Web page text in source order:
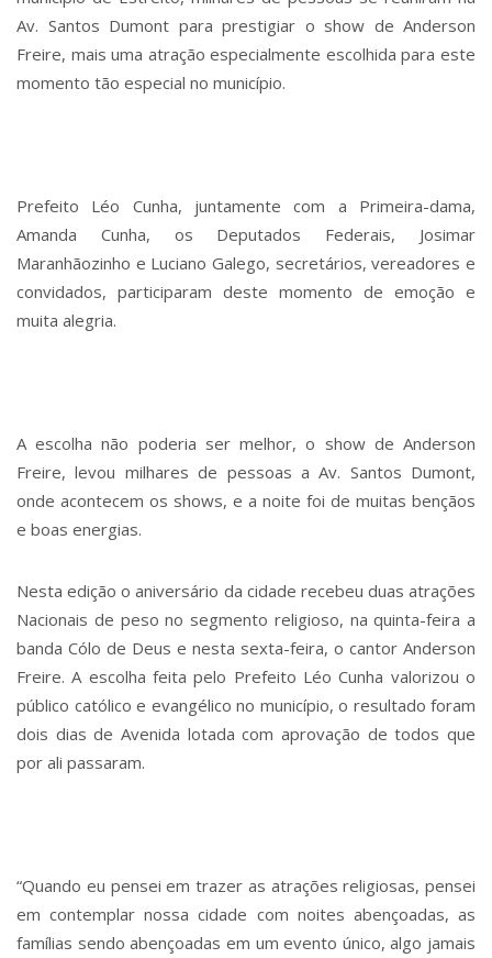
Av. Santos Dumont para prestigiar o show de Anderson
Freire, mais uma atração especialmente escolhida para este
momento tão especial no município.
Prefeito Léo Cunha, juntamente com a Primeira-dama,
Amanda Cunha, os Deputados Federais, Josimar
Maranhãozinho e Luciano Galego, secretários, vereadores e
convidados, participaram deste momento de emoção e
muita alegria.
A escolha não poderia ser melhor, o show de Anderson
Freire, levou milhares de pessoas a Av. Santos Dumont,
onde acontecem os shows, e a noite foi de muitas bençãos
e boas energias.
Nesta edição o aniversário da cidade recebeu duas atrações
Nacionais de peso no segmento religioso, na quinta-feira a
banda Cólo de Deus e nesta sexta-feira, o cantor Anderson
Freire. A escolha feita pelo Prefeito Léo Cunha valorizou o
público católico e evangélico no município, o resultado foram
dois dias de Avenida lotada com aprovação de todos que
por ali passaram.
“Quando eu pensei em trazer as atrações religiosas, pensei
em contemplar nossa cidade com noites abençoadas, as
famílias sendo abençoadas em um evento único, algo jamais